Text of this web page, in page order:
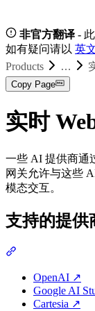
非官方翻译 -
如有疑问请以 英
Products
…
Copy Page
实时
一些 AI 提供商通
网关允许与这些
模态交互。
支持的提供
OpenAI ↗
Google AI
Cartesia ↗